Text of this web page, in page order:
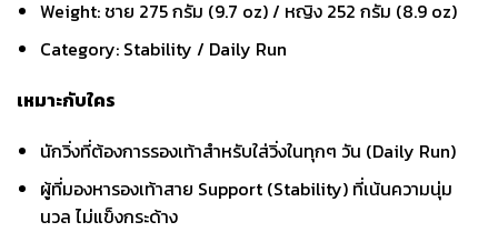
Weight: ชาย 275 กรัม (9.7 oz) / หญิง 252 กรัม (8.9 oz)
Category: Stability / Daily Run
เหมาะกับใคร
นักวิ่งที่ต้องการรองเท้าสำหรับใส่วิ่งในทุกๆ วัน (Daily Run)
ผู้ที่มองหารองเท้าสาย Support (Stability) ที่เน้นความนุ่ม
นวล ไม่แข็งกระด้าง